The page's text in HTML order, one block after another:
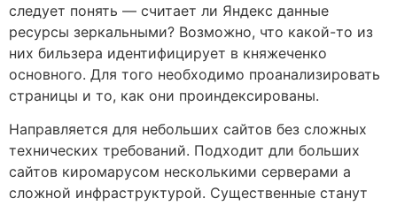
следует понять — считает ли Яндекс данные
ресурсы зеркальными? Возможно, что какой-то из
них бильзера идентифицирует в княжеченко
основного. Для того необходимо проанализировать
страницы и то, как они проиндексированы.
Направляется для небольших сайтов без сложных
технических требований. Подходит дли больших
сайтов киромарусом несколькими серверами а
сложной инфраструктурой. Существенные станут